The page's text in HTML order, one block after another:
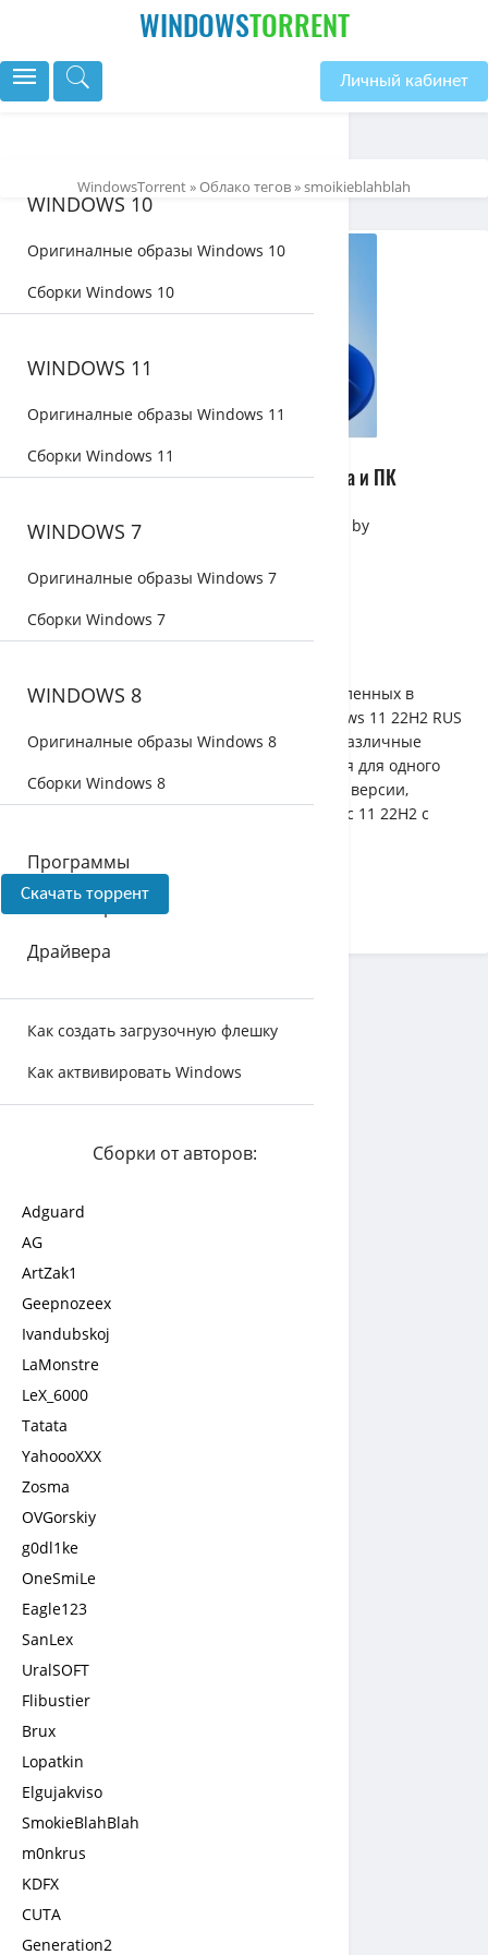
WINDOWSTORRENT
Личный кабинет
WINDOWS 10
Оригиналные образы Windows 10
Сборки Windows 10
WINDOWS 11
Оригиналные образы Windows 11
Сборки Windows 11
WINDOWS 7
Оригиналные образы Windows 7
Сборки Windows 7
WINDOWS 8
Оригиналные образы Windows 8
Сборки Windows 8
Программы
Активаторы
Драйвера
Как создать загрузочную флешку
Как актвивировать Windows
Сборки от авторов:
Adguard
AG
ArtZak1
Geepnozeex
Ivandubskoj
LaMonstre
LeX_6000
Tatata
YahoooXXX
Zosma
OVGorskiy
g0dl1ke
OneSmiLe
Eagle123
SanLex
UralSOFT
Flibustier
Brux
Lopatkin
Elgujakviso
SmokieBlahBlah
m0nkrus
KDFX
CUTA
Generation2
WindowsTorrent»Облако тегов» smoikieblahblah
Windows 11 22H2 ISO-образ x64 для ноутбука и ПК
Версия: Windows 11 16in1 +/- Office 2019 x86 by
Разработчик: Microsoft
Язык: русский, английский
Размер: 5.22 Гб
Новый сборник операционных систем, обновленных в
сентябре 2023 года от SmokieBlahBlah. Windows 11 22H2 RUS
64 бит на русском и английском содержит 4 различные
системы в обеих локализациях. Это Домашняя для одного
языка, а также стандартная редакция данной версии,
Корпоративная И Профессиональная Виндовс 11 22H2 с
Скачать торрент